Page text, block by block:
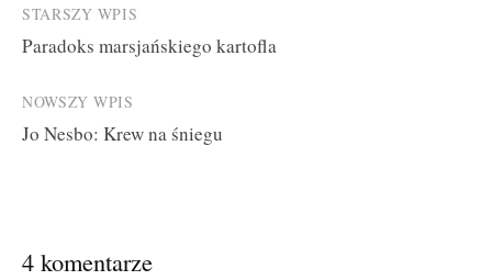
Post
navigation
STARSZY WPIS
Paradoks marsjańskiego kartofla
NOWSZY WPIS
Jo Nesbo: Krew na śniegu
4 komentarze